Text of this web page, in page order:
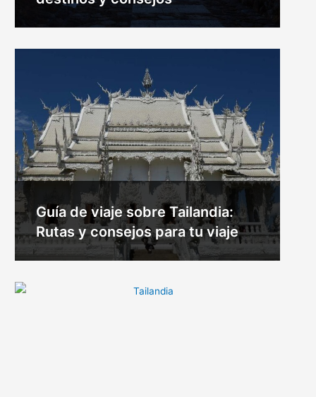
Guía de viaje sobre Tailandia:
Rutas y consejos para tu viaje